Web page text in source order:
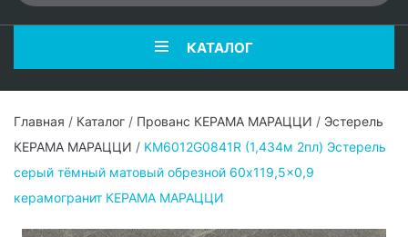
КАТАЛОГ
Главная / Каталог / Прованс КЕРАМА МАРАЦЦИ / Эстерель
КЕРАМА МАРАЦЦИ / KM6012G0841R (1,434м 2пл) Эстерель
серый тёмный матовый обрезной 60x119,5x0,9
керамогранит КЕРАМА МАРАЦЦИ